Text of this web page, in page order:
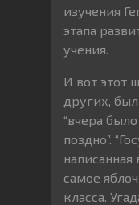
изучения
этапа
учения.
И вот этот
других,
“вчера
поздно”.
написанная
самое
класса.